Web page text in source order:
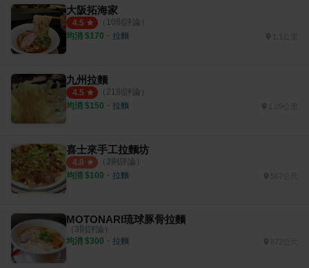
大阪拓海家
4.5 （ 10則評論）
均消 $170 ・ 拉麵
九州拉麵
4.5 （ 21則評論）
均消 $150 ・ 拉麵
喜士來手工拉麵坊
4.0 （ 3則評論）
均消 $100 ・ 拉麵 567公尺
MOTONARI琉球豚骨拉麵
（ 3則評論）
均消 $300 ・ 拉麵